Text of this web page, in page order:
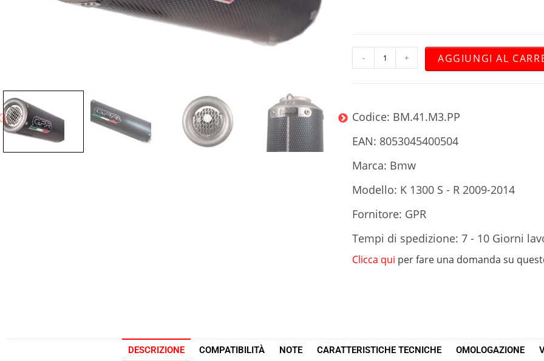
- + AGGIUNGI AL
Codice: BM.41.M3.PP
EAN: 8053045400504
Marca: Bmw
Modello: K 1300 S - R 2009-2014
Fornitore: GPR
Tempi di spedizione: 7 - 10 Giorni
Clicca qui per fare una domanda su
DESCRIZIONE COMPATIBILITÀ NOTE CARATTERISTICHE TECNICHE OMOLOGAZIONE